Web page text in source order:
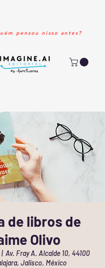
pensou nisso antes?
de libros de
Olivo
|
Av. Fray A. Alcalde 10, 44100
Jalisco, México